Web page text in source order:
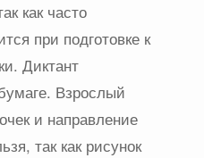
как часто
при подготовке к
Диктант
Взрослый
и направление
так как рисунок